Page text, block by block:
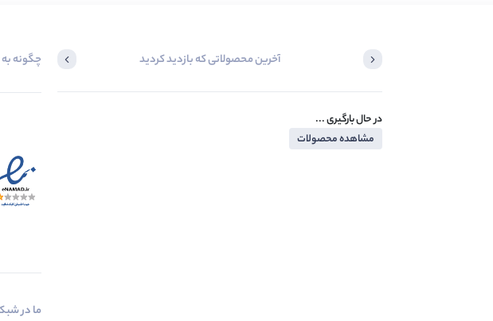
آخرین محصولاتی که بازدید کردید
در حال بارگیری ...
مشاهده محصولات
چگونه به
ما در